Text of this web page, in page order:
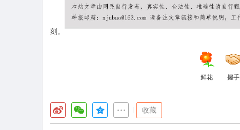
刻。
鲜花 握手
收藏